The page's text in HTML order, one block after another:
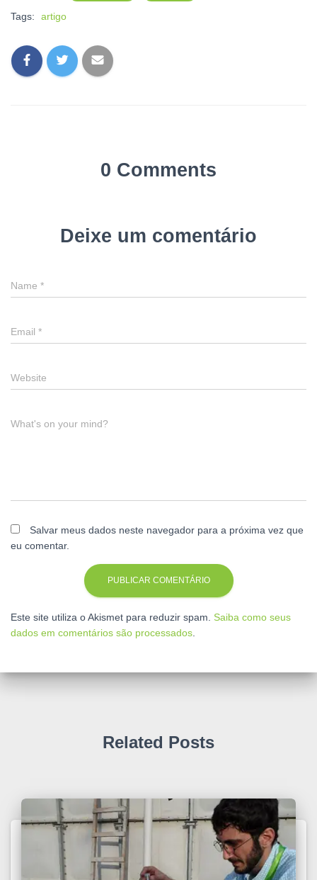
Tags: artigo
0 Comments
Deixe um comentário
Name *
Email *
Website
What's on your mind?
Salvar meus dados neste navegador para a próxima vez que
eu comentar.
Este site utiliza o Akismet para reduzir spam. Saiba como seus
dados em comentários são processados
Related Posts